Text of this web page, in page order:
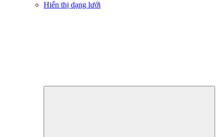
Hiển thị dạng lưới